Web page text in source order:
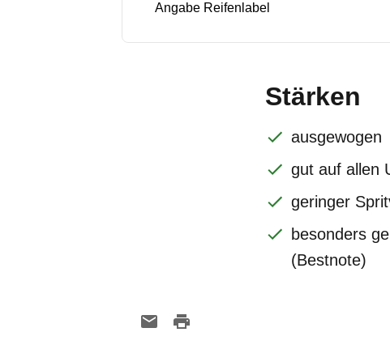
Angabe Reifenlabel
Stärken
ausgewogen
gut auf allen
geringer
besonders
(Bestnote)